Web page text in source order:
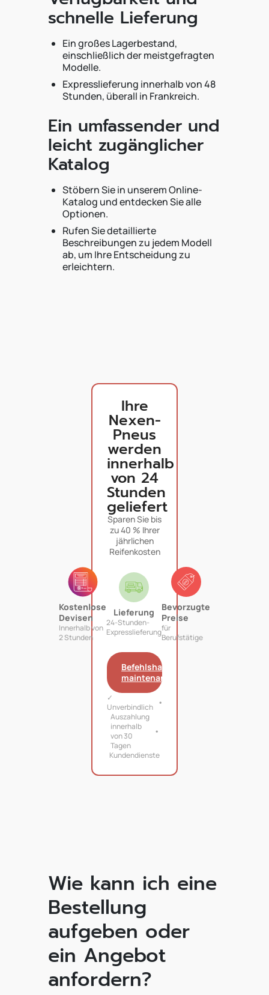
schnelle Lieferung
Ein großes Lagerbestand,
einschließlich der meistgefragten
Modelle.
Expresslieferung innerhalb von 48
Stunden, überall in Frankreich.
Ein umfassender und
leicht zugänglicher
Katalog
Stöbern Sie in unserem Online-
Katalog und entdecken Sie alle
Optionen.
Rufen Sie detaillierte
Beschreibungen zu jedem Modell
ab, um Ihre Entscheidung zu
erleichtern.
Ihre
Nexen-
Pneus
werden
innerhalb
von 24
Stunden
geliefert
Sparen Sie bis
zu 40 % Ihrer
jährlichen
Reifenkosten
Kostenlose
Devisen
Innerhalb von
2 Stunden
Lieferung
24-Stunden-
Expresslieferung
Bevorzugte
Preise
für
Berufstätige
Befehlshaber
maintenant
✓
Unverbindlich
Auszahlung
innerhalb
von 30
Tagen
Kundendienste
Wie kann ich eine
Bestellung
aufgeben oder
ein Angebot
anfordern?